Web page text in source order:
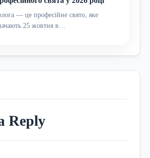
— це професійне свято, яке
25 жовтня в…
Reply